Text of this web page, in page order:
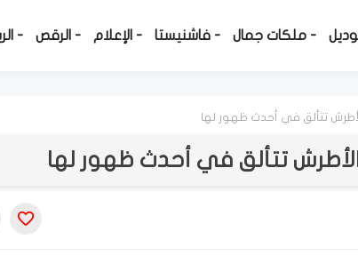
- ملكات جمال - فاشنيستا - الإعلام - الرقص -
الأطرش تتألق في أحدث ظهور لها
الأطرش تتألق في أحدث ظهور لها